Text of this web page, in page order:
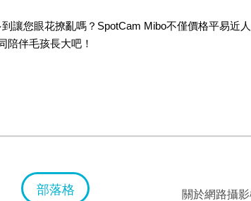
讓您眼花撩亂嗎？SpotCam Mibo不僅價格平易近
陪伴毛孩長大吧！
部落格 關於網路攝